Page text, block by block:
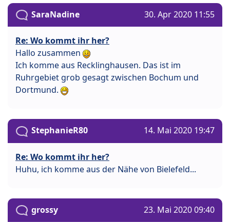
SaraNadine 30. Apr 2020 11:55
Re: Wo kommt ihr her?
Hallo zusammen
Ich komme aus Recklinghausen. Das ist im
Ruhrgebiet grob gesagt zwischen Bochum und
Dortmund.
StephanieR80 14. Mai 2020 19:47
Re: Wo kommt ihr her?
Huhu, ich komme aus der Nähe von Bielefeld...
grossy 23. Mai 2020 09:40